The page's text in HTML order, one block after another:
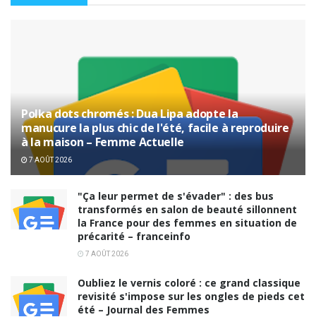
Polka dots chromés : Dua Lipa adopte la
manucure la plus chic de l'été, facile à reproduire
à la maison – Femme Actuelle
7 AOÛT 2026
"Ça leur permet de s'évader" : des bus
transformés en salon de beauté sillonnent
la France pour des femmes en situation de
précarité – franceinfo
7 AOÛT 2026
Oubliez le vernis coloré : ce grand classique
revisité s'impose sur les ongles de pieds cet
été – Journal des Femmes